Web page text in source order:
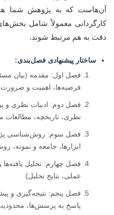
آن‌هاست که به پژوهش شما
کارگردانی معمولاً شامل
دقت به هم مرتبط شوند.
ساختار پیشنهادی فصل‌بندی:
فصل اول: مقدمه (بیان
فرضیه‌ها، اهمیت و
فصل دوم: ادبیات نظری و
نظری، تاریخچه، مطالعات
فصل سوم: روش‌شناسی
ابزارها، جامعه و نمونه،
فصل چهارم: تحلیل
عملی، نتایج تحلیل)
فصل پنجم: نتیجه‌گیری و
پاسخ به پرسش‌ها،